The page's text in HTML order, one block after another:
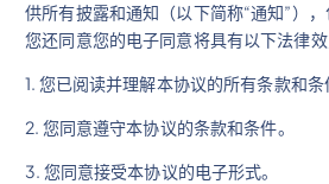
供所有披露和通知（以下简称“通知”），
您还同意您的电子同意将具有以下法律效
1. 您已阅读并理解本协议的所有条款和条
2. 您同意遵守本协议的条款和条件。
3. 您同意接受本协议的电子形式。